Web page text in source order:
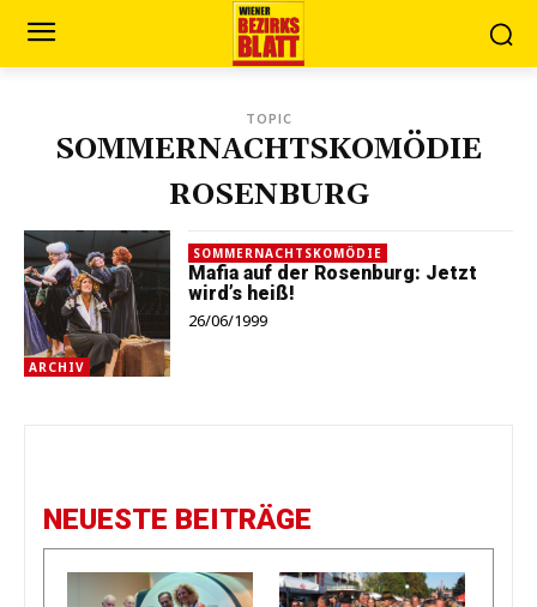
TOPIC
SOMMERNACHTSKOMÖDIE
ROSENBURG
ARCHIV
SOMMERNACHTSKOMÖDIE
Mafia auf der Rosenburg: Jetzt
wird’s heiß!
26/06/1999
NEUESTE BEITRÄGE